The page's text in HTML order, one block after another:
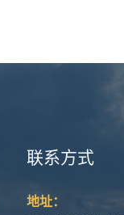
联系方式
地址：